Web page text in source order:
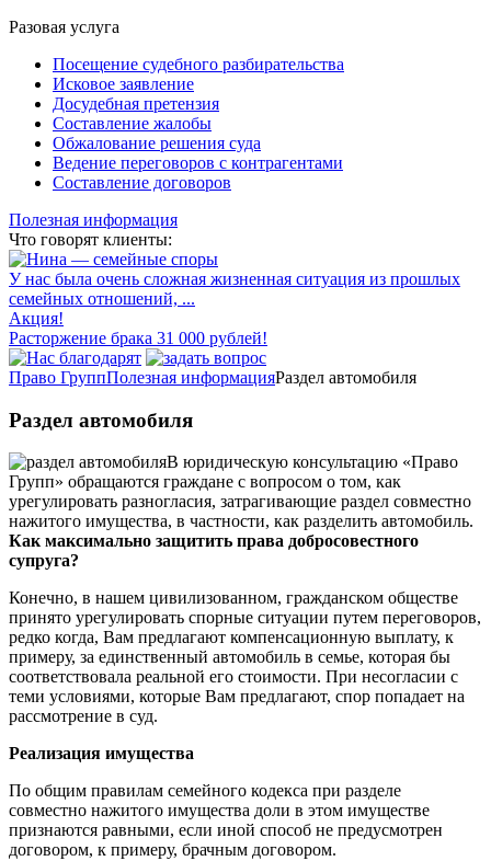
Разовая услуга
Посещение судебного разбирательства
Исковое заявление
Досудебная претензия
Составление жалобы
Обжалование решения суда
Ведение переговоров с контрагентами
Составление договоров
Полезная информация
Что говорят клиенты:
У нас была очень сложная жизненная ситуация из прошлых
семейных отношений, ...
Акция!
Расторжение брака 31 000 рублей!
Право ГруппПолезная информацияРаздел автомобиля
Раздел автомобиля
В юридическую консультацию «Право
Групп» обращаются граждане с вопросом о том, как
урегулировать разногласия, затрагивающие раздел совместно
нажитого имущества, в частности, как разделить автомобиль.
Как максимально защитить права добросовестного
супруга?
Конечно, в нашем цивилизованном, гражданском обществе
принято урегулировать спорные ситуации путем переговоров,
редко когда, Вам предлагают компенсационную выплату, к
примеру, за единственный автомобиль в семье, которая бы
соответствовала реальной его стоимости. При несогласии с
теми условиями, которые Вам предлагают, спор попадает на
рассмотрение в суд.
Реализация имущества
По общим правилам семейного кодекса при разделе
совместно нажитого имущества доли в этом имуществе
признаются равными, если иной способ не предусмотрен
договором, к примеру, брачным договором.